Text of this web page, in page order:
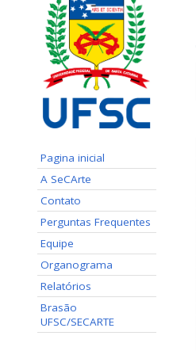
Pagina inicial
A SeCArte
Contato
Perguntas Frequentes
Equipe
Organograma
Relatórios
Brasão
UFSC/SECARTE